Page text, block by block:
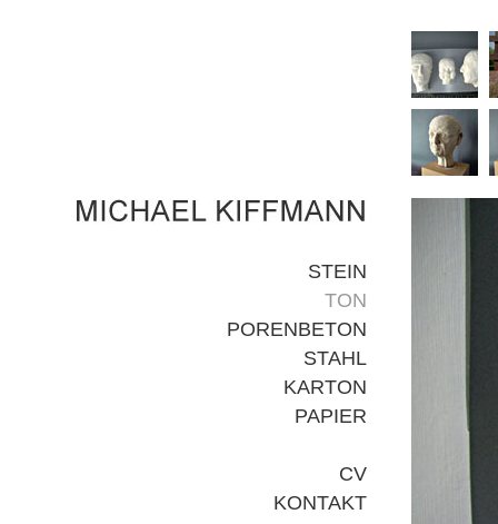
STEIN
TON
PORENBETON
STAHL
KARTON
PAPIER
CV
KONTAKT